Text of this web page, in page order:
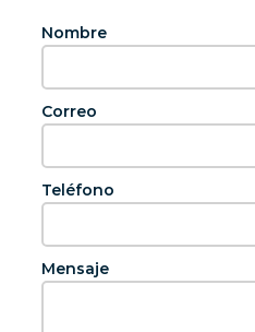
Nombre
Correo
Teléfono
Mensaje